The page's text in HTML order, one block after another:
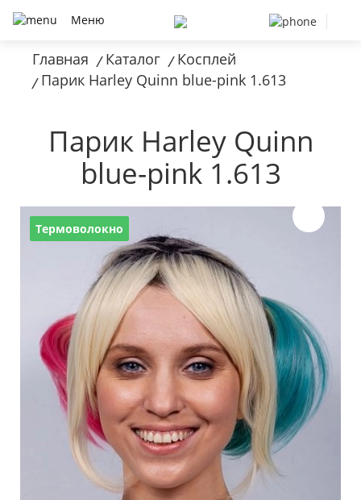
Меню
Главная / Каталог / Косплей
/ Парик Harley Quinn blue-pink 1.613
Парик Harley Quinn
blue-pink 1.613
Термоволокно